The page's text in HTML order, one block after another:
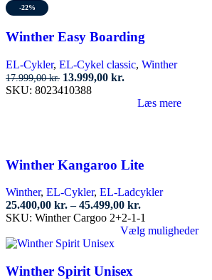
-22%
Winther Easy Boarding
EL-Cykler, EL-Cykel classic, Winther
17.999,00kr. Den
oprindelige
13.999,00 kr.
pris
SKU: 8023410388
Læs mere
Winther Kangaroo Lite
Winther, EL-Cykler, EL-Ladcykler
25.400,00 kr. – 45.499,00 kr.
25.400,00 kr.
til
SKU: Winther Cargoo 2+2-1-1
Vælg muligheder
Dette
har
Winther Spirit Unisex